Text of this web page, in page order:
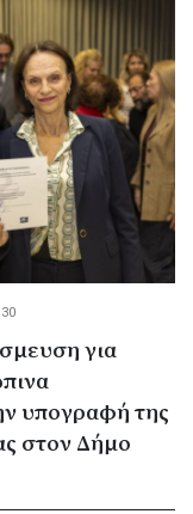
για
υπογραφή της
στον Δήμο